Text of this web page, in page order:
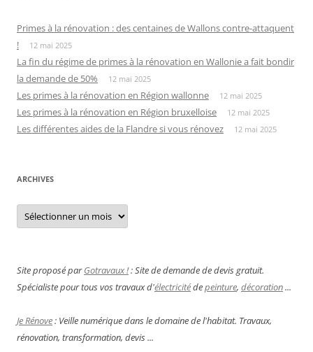
Primes à la rénovation : des centaines de Wallons contre-attaquent
!
12 mai 2025
La fin du régime de primes à la rénovation en Wallonie a fait bondir
la demande de 50%
12 mai 2025
Les primes à la rénovation en Région wallonne 12 mai 2025
Les primes à la rénovation en Région bruxelloise 12 mai 2025
Les différentes aides de la Flandre si vous rénovez 12 mai 2025
ARCHIVES
Archives
Site proposé parGotravaux !: Site de demande de devis gratuit.
Spécialiste pour tous vos travaux d'électricitédepeinture, décoration...
Je Rénove: Veille numérique dans le domaine de l'habitat. Travaux,
rénovation, transformation, devis ...